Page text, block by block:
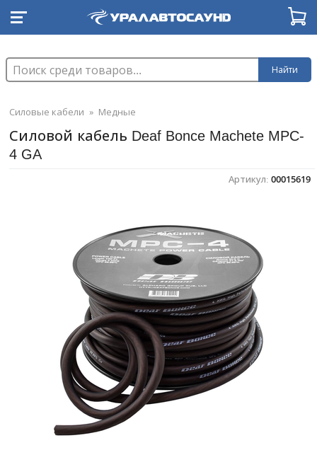
Найти
Силовые кабели » Медные
Силовой кабель Deaf Bonce Machete MPC-
4 GA
Артикул: 00015619